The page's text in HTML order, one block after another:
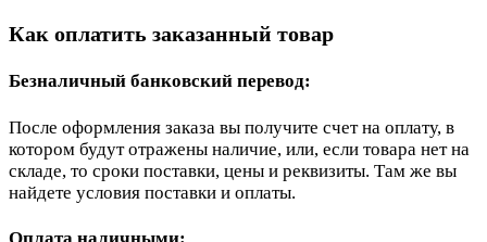
Как оплатить заказанный товар
Безналичный банковский перевод:
После оформления заказа вы получите счет на оплату, в
котором будут отражены наличие, или, если товара нет на
складе, то сроки поставки, цены и реквизиты. Там же вы
найдете условия поставки и оплаты.